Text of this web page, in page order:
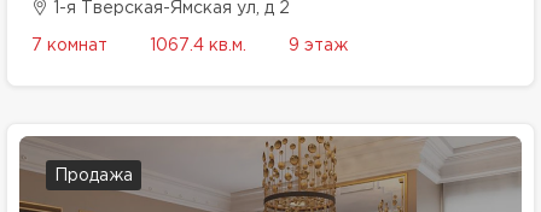
1-я Тверская-Ямская ул, д 2
7 комнат 1067.4 кв.м. 9 этаж
Продажа